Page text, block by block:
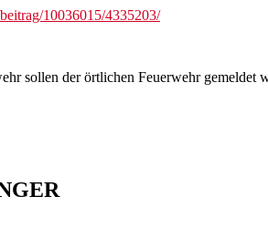
10036015/4335203/
sollen der örtlichen Feuerwehr gemeldet